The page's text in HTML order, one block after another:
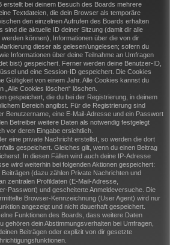
erstellt bei deinem Besuch des Boards mehrere
Textdateien, die dein Browser als temporäre
den einzelnen Aufrufen des Boards erhalten
sind die aktuelle ID deiner Sitzung (damit dir alle
können), Informationen über die von dir
dieser als gelesen/ungelesen; sofern du
Informationen über deine Teilnahme an Umfragen
bist) gespeichert. Ferner werden deine Benutzer-ID,
und eine Session-ID gespeichert. Die Cookies
Gültigkeit von einem Jahr. Alle Cookies kannst du
„Alle Cookies löschen“ löschen.
gespeichert, die du bei der Registrierung, in deinem
Bereich angibst. Für die Registrierung sind
Benutzername, eine E-Mail-Adresse und ein Passwort
Betreiber weitere Daten als notwendig festgelegt
vor deren Eingabe ersichtlich.
eine private Nachricht erstellst, so werden die dort
gespeichert. Gleiches gilt, wenn du einen Beitrag
In diesen Fällen wird auch deine IP-Adresse
wird weiterhin bei folgenden Aktionen gespeichert:
(dazu zählen Private Nachrichten und
zentralen Profildaten (E-Mail-Adresse,
Passwort) und gescheiterte Anmeldeversuche. Die
Browser-Kennzeichnung (User Agent) wird nur
angezeigt und nicht dauerhaft gespeichert.
Funktionen des Boards, dass weitere Daten
gehören dein Abstimmungsverhalten bei Umfragen,
Beiträgen oder explizit von dir gesetzte